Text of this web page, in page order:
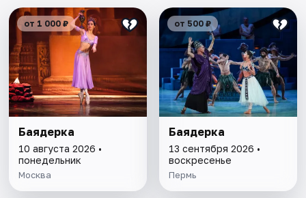
от 1 000 ₽
Баядерка
10 августа 2026 •
понедельник
Москва
от 500 ₽
Баядерка
13 сентября 2026 •
воскресенье
Пермь